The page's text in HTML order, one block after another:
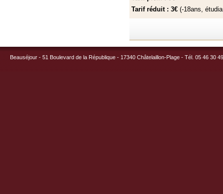
Tarif réduit : 3€ (-18ans,
Beauséjour - 51 Boulevard de la République - 17340 Châtelaillon-Plage - Tél. 05 46 30